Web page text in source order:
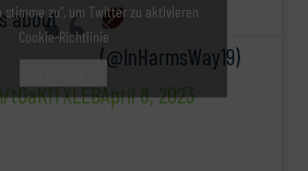
about
(@InHarmsWay19)
April 8, 2023
zu", um Twitter zu aktivieren
Cookie-Richtlinie